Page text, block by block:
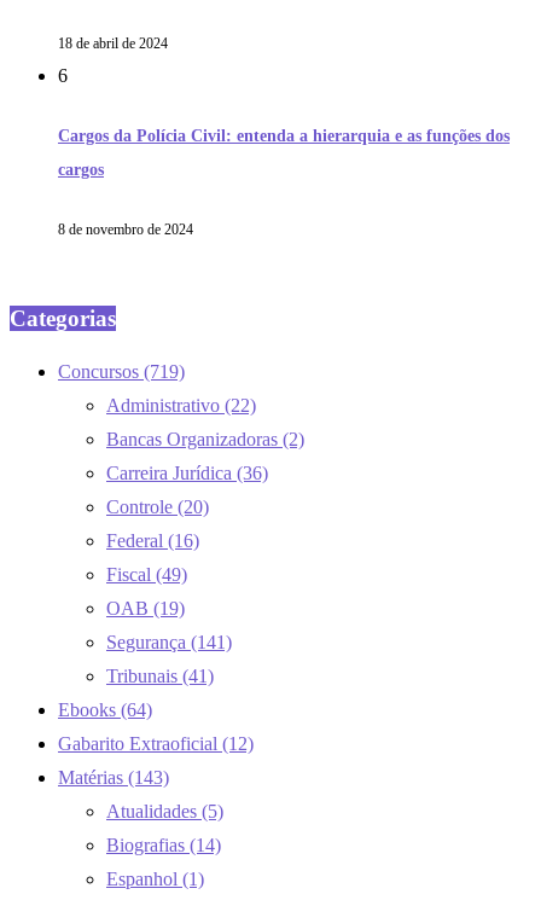
18 de abril de 2024
6
Cargos da Polícia Civil: entenda a hierarquia e as funções dos
cargos
8 de novembro de 2024
Categorias
Concursos (719)
Administrativo (22)
Bancas Organizadoras (2)
Carreira Jurídica (36)
Controle (20)
Federal (16)
Fiscal (49)
OAB (19)
Segurança (141)
Tribunais (41)
Ebooks (64)
Gabarito Extraoficial (12)
Matérias (143)
Atualidades (5)
Biografias (14)
Espanhol (1)